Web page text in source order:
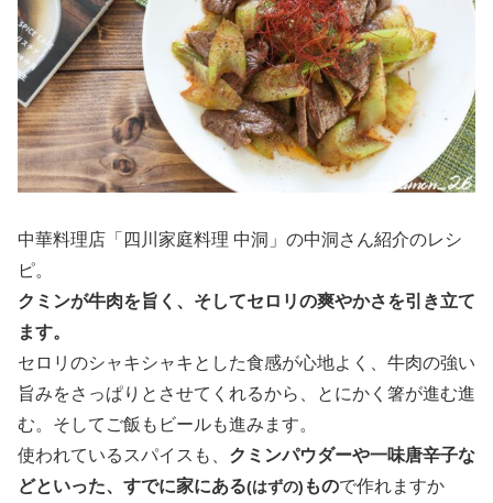
中華料理店「四川家庭料理 中洞」の中洞さん紹介のレシ
ピ。
クミンが牛肉を旨く、そしてセロリの爽やかさを引き立て
ます。
セロリのシャキシャキとした食感が心地よく、牛肉の強い
旨みをさっぱりとさせてくれるから、とにかく箸が進む進
む。そしてご飯もビールも進みます。
使われているスパイスも、 クミンパウダーや一味唐辛子な
どといった、すでに家にある(はずの) もので作れますか